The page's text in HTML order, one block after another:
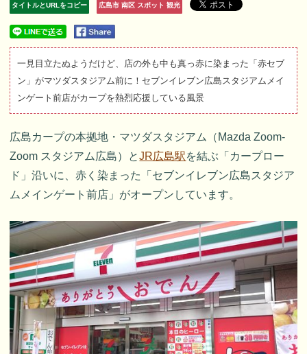
タイトルとURLをコピー 広島市 南区 スポット 観光
一見目立たぬようだけど、店の外も中も真っ赤に染まった「赤セブ
ン」がマツダスタジアム前に！セブンイレブン広島スタジアムメイ
ンゲート前店がカープを熱烈応援している風景
広島カープの本拠地・マツダスタジアム（Mazda Zoom-
Zoom スタジアム広島）とJR広島駅を結ぶ「カープロー
ド」沿いに、赤く染まった「セブンイレブン広島スタジア
ムメインゲート前店」がオープンしています。